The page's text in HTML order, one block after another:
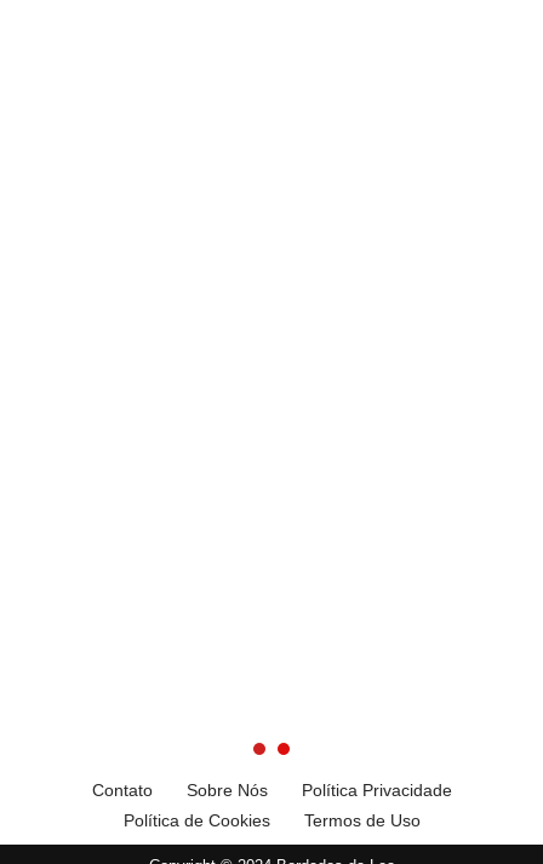
Contato Sobre Nós
Política Privacidade
Política de Cookies
Termos de Uso